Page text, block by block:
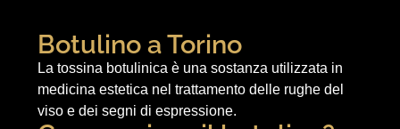
Botulino a Torino
La tossina botulinica è una sostanza utilizzata in
medicina estetica nel trattamento delle rughe del
viso e dei segni di espressione.